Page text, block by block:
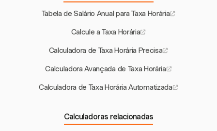
Tabela de Salário Anual para Taxa Horária
Calcule a Taxa Horária
Calculadora de Taxa Horária Precisa
Calculadora Avançada de Taxa Horária
Calculadora de Taxa Horária Automatizada
Calculadoras relacionadas